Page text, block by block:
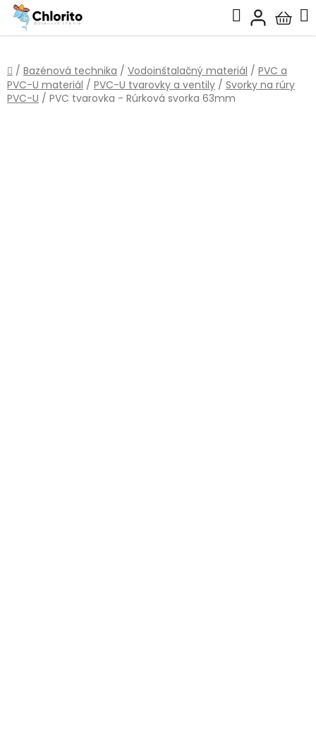
Prejsť
obsah
Hľadať
košík
Domov
/ Bazénová technika / Vodoinštalačný materiál / PVC a
PVC-U materiál / PVC-U tvarovky a ventily / Svorky na rúry
PVC-U / PVC tvarovka - Rúrková svorka 63mm